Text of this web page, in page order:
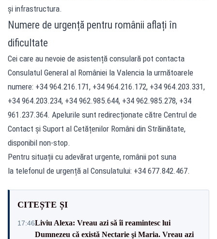
și infrastructura.
Numere de urgență pentru românii aflați în
dificultate
Cei care au nevoie de asistență consulară pot contacta
Consulatul General al României la Valencia la următoarele
numere: +34 964.216.171, +34 964.216.172, +34 964.203.331,
+34 964.203.234, +34 962.985.644, +34 962.985.278, +34
961.237.364. Apelurile sunt redirecționate către Centrul de
Contact și Suport al Cetățenilor Români din Străinătate,
disponibil non-stop.
Pentru situații cu adevărat urgente, românii pot suna
la telefonul de urgență al Consulatului: +34 677.842.467.
CITEȘTE ȘI
17:46Liviu Alexa: Vreau azi sǎ îi reamintesc lui
Dumnezeu cǎ existǎ Nectarie şi Maria. Vreau azi